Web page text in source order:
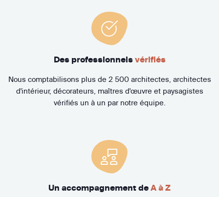
Des professionnels vérifiés
Nous comptabilisons plus de 2 500 architectes, architectes
d'intérieur, décorateurs, maîtres d'œuvre et paysagistes
vérifiés un à un par notre équipe.
Un accompagnement de A à Z